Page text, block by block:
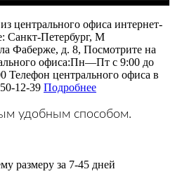
центрального офиса интернет-
Санкт-Петербург, М
Фаберже, д. 8, Посмотрите на
офиса:Пн—Пт с 9:00 до
центрального офиса в
12-39 Подробнее
удобным способом.
размеру за 7-45 дней